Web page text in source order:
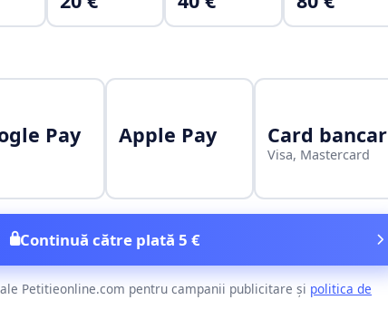
Pay Apple Pay Card bancar
Visa, Mastercard
Continuă către plată 5 €
ale Petitieonline.com pentru campanii publicitare și politica de